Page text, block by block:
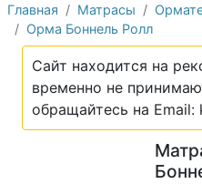
Open submenu
Диваны
Open submenu
Постельное белье
Open submenu
Мебель
Open submenu
Основания
Open submenu
Детские матрасы
Главная Матрасы
Орма Боннель Ролл
Сайт находится на
временно не
обращайтесь на Email: